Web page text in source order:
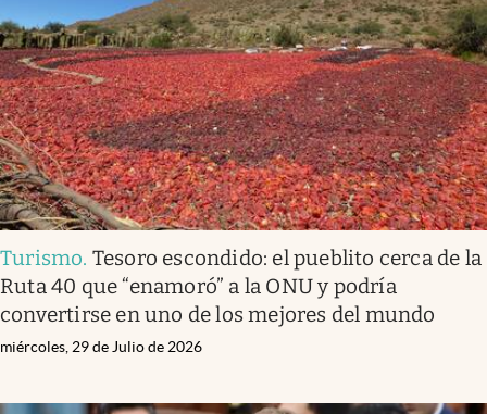
Infotechnology
Clase
Clima
Mundial 2026
Eventos Corporativos
El Cronista Studio
Mediakit
abre en nueva pestaña
Argentina
Turismo. Tesoro escondido: el pueblito cerca de la
Ruta 40 que “enamoró” a la ONU y podría
convertirse en uno de los mejores del mundo
miércoles, 29 de Julio de 2026